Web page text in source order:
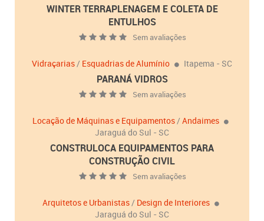
WINTER TERRAPLENAGEM E COLETA DE
ENTULHOS
Sem avaliações
Vidraçarias/ Esquadrias de Alumínio Itapema - SC
PARANÁ VIDROS
Sem avaliações
Locação de Máquinas e Equipamentos/Andaimes
Jaraguá do Sul - SC
CONSTRULOCA EQUIPAMENTOS PARA
CONSTRUÇÃO CIVIL
Sem avaliações
Arquitetos e Urbanistas/ Design de Interiores
Jaraguá do Sul - SC